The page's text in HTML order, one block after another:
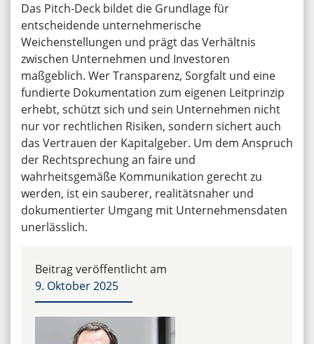
Das Pitch-Deck bildet die Grundlage für
entscheidende unternehmerische
Weichenstellungen und prägt das Verhältnis
zwischen Unternehmen und Investoren
maßgeblich. Wer Transparenz, Sorgfalt und eine
fundierte Dokumentation zum eigenen Leitprinzip
erhebt, schützt sich und sein Unternehmen nicht
nur vor rechtlichen Risiken, sondern sichert auch
das Vertrauen der Kapitalgeber. Um dem Anspruch
der Rechtsprechung an faire und
wahrheitsgemäße Kommunikation gerecht zu
werden, ist ein sauberer, realitätsnaher und
dokumentierter Umgang mit Unternehmensdaten
unerlässlich.
Beitrag veröffentlicht am
9. Oktober 2025